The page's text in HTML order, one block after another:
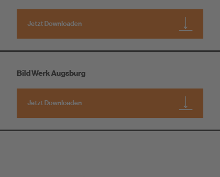
Jetzt Downloaden
Bild Werk Augsburg
Jetzt Downloaden